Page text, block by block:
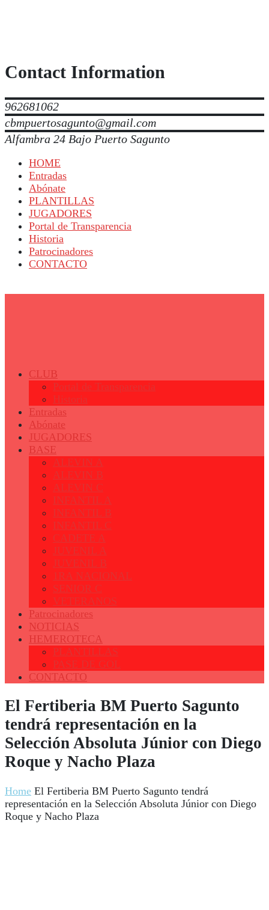
Contact Information
962681062
cbmpuertosagunto@gmail.com
Alfambra 24 Bajo Puerto Sagunto
HOME
Entradas
Abónate
PLANTILLAS
JUGADORES
Portal de Transparencia
Historia
Patrocinadores
CONTACTO
CLUB
Portal de Transparencia
Historia
Entradas
Abónate
JUGADORES
BASE
ALEVIN A
ALEVIN B
ALEVIN C
INFANTIL A
INFANTIL B
INFANTIL C
CADETE A
JUVENIL A
JUVENIL B
1RA NACIONAL
SENIOR C
VETERANOS
Patrocinadores
NOTICIAS
HEMEROTECA
PLANTILLAS
PASE DE GOL
CONTACTO
El Fertiberia BM Puerto Sagunto
tendrá representación en la
Selección Absoluta Júnior con Diego
Roque y Nacho Plaza
Home El Fertiberia BM Puerto Sagunto tendrá
representación en la Selección Absoluta Júnior con Diego
Roque y Nacho Plaza